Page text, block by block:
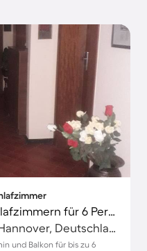
Ferienwohnung mit 5 Schlafzimmern für 6 Personen
Langenhagen, Region Hannover, Deutschland
und Balkon für bis zu 6